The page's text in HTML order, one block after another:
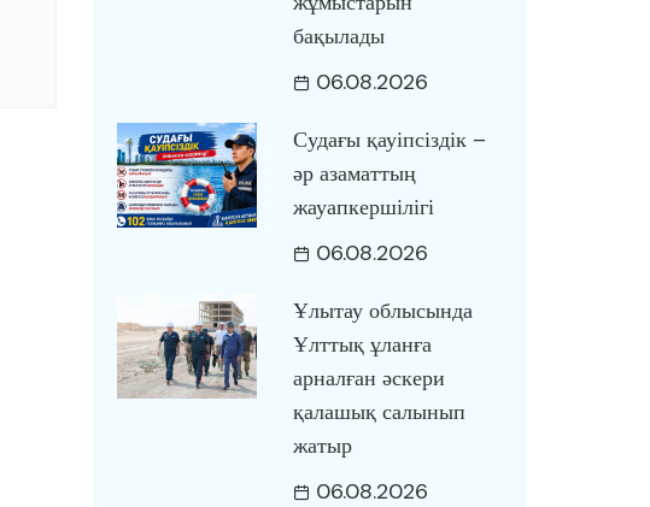
бақылады
06.08.2026
Судағы қауіпсіздік –
әр азаматтың
жауапкершілігі
06.08.2026
Ұлытау облысында
Ұлттық ұланға
арналған әскери
қалашық салынып
жатыр
06.08.2026